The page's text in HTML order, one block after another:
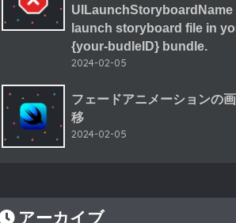
UILaunchStoryboardName
launch storyboard file in
{your-budleID} bundle.
2024-02-05
フェードアニメーションの
移
2024-02-05
アーカイブ